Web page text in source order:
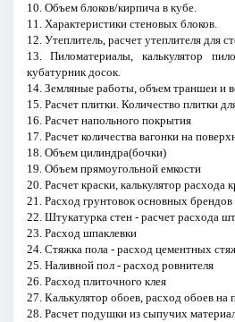
10. Объем блоков/кирпича в кубе.
11. Характеристики стеновых блоков.
12. Утеплитель, расчет утеплителя для
13. Пиломатериалы, калькулятор
кубатурник досок.
14. Земляные работы, объем траншеи и
15. Расчет плитки. Количество плитки
16. Расчет напольного покрытия
17. Расчет количества вагонки на
18. Объем цилиндра(бочки)
19. Объем прямоугольной емкости
20. Расчет краски, калькулятор расхода
21. Расход грунтовок основных брендов
22. Штукатурка стен - расчет расхода
23. Расход шпаклевки
24. Стяжка пола - расход цементных
25. Наливной пол - расход ровнителя
26. Расход плиточного клея
27. Калькулятор обоев, расход обоев на
28. Расчет подушки из сыпучих